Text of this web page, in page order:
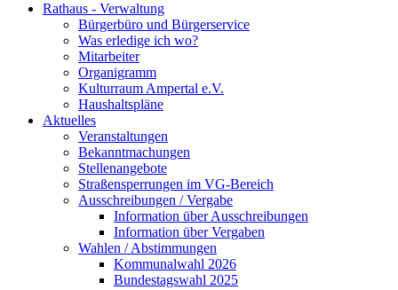
Rathaus - Verwaltung
Bürgerbüro und Bürgerservice
Was erledige ich wo?
Mitarbeiter
Organigramm
Kulturraum Ampertal e.V.
Haushaltspläne
Aktuelles
Veranstaltungen
Bekanntmachungen
Stellenangebote
Straßensperrungen im VG-Bereich
Ausschreibungen / Vergabe
Information über Ausschreibungen
Information über Vergaben
Wahlen / Abstimmungen
Kommunalwahl 2026
Bundestagswahl 2025